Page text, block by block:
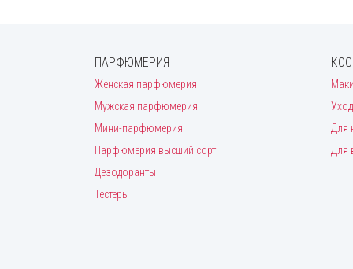
ПАРФЮМЕРИЯ
Женская парфюмерия
Мужская парфюмерия
Мини-парфюмерия
Парфюмерия высший сорт
Дезодоранты
Тестеры
Для
Для